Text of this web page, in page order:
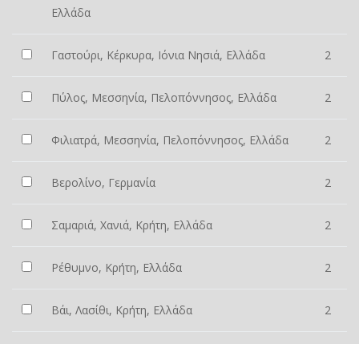
Ελλάδα
Γαστούρι, Κέρκυρα, Ιόνια Νησιά, Ελλάδα 2
Πύλος, Μεσσηνία, Πελοπόννησος, Ελλάδα 2
Φιλιατρά, Μεσσηνία, Πελοπόννησος, Ελλάδα 2
Βερολίνο, Γερμανία 2
Σαμαριά, Χανιά, Κρήτη, Ελλάδα 2
Ρέθυμνο, Κρήτη, Ελλάδα 2
Βάι, Λασίθι, Κρήτη, Ελλάδα 2